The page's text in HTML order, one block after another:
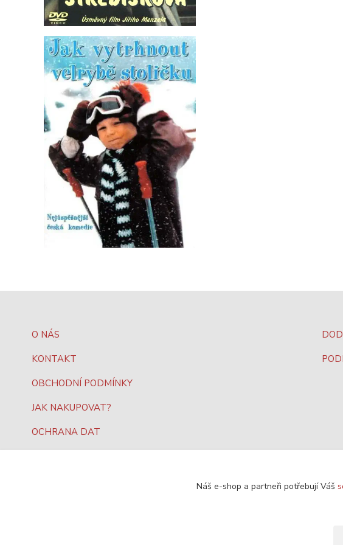
O NÁS
KONTAKT
OBCHODNÍ PODMÍNKY
JAK NAKUPOVAT?
OCHRANA DAT
Náš e-shop a partneři potřebují Váš